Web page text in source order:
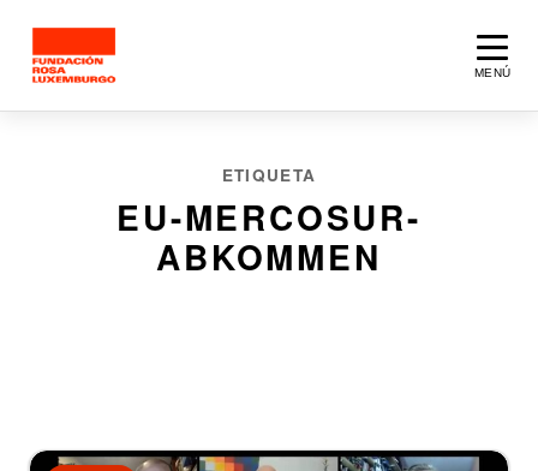
MENÚ
ETIQUETA
EU-MERCOSUR-
ABKOMMEN